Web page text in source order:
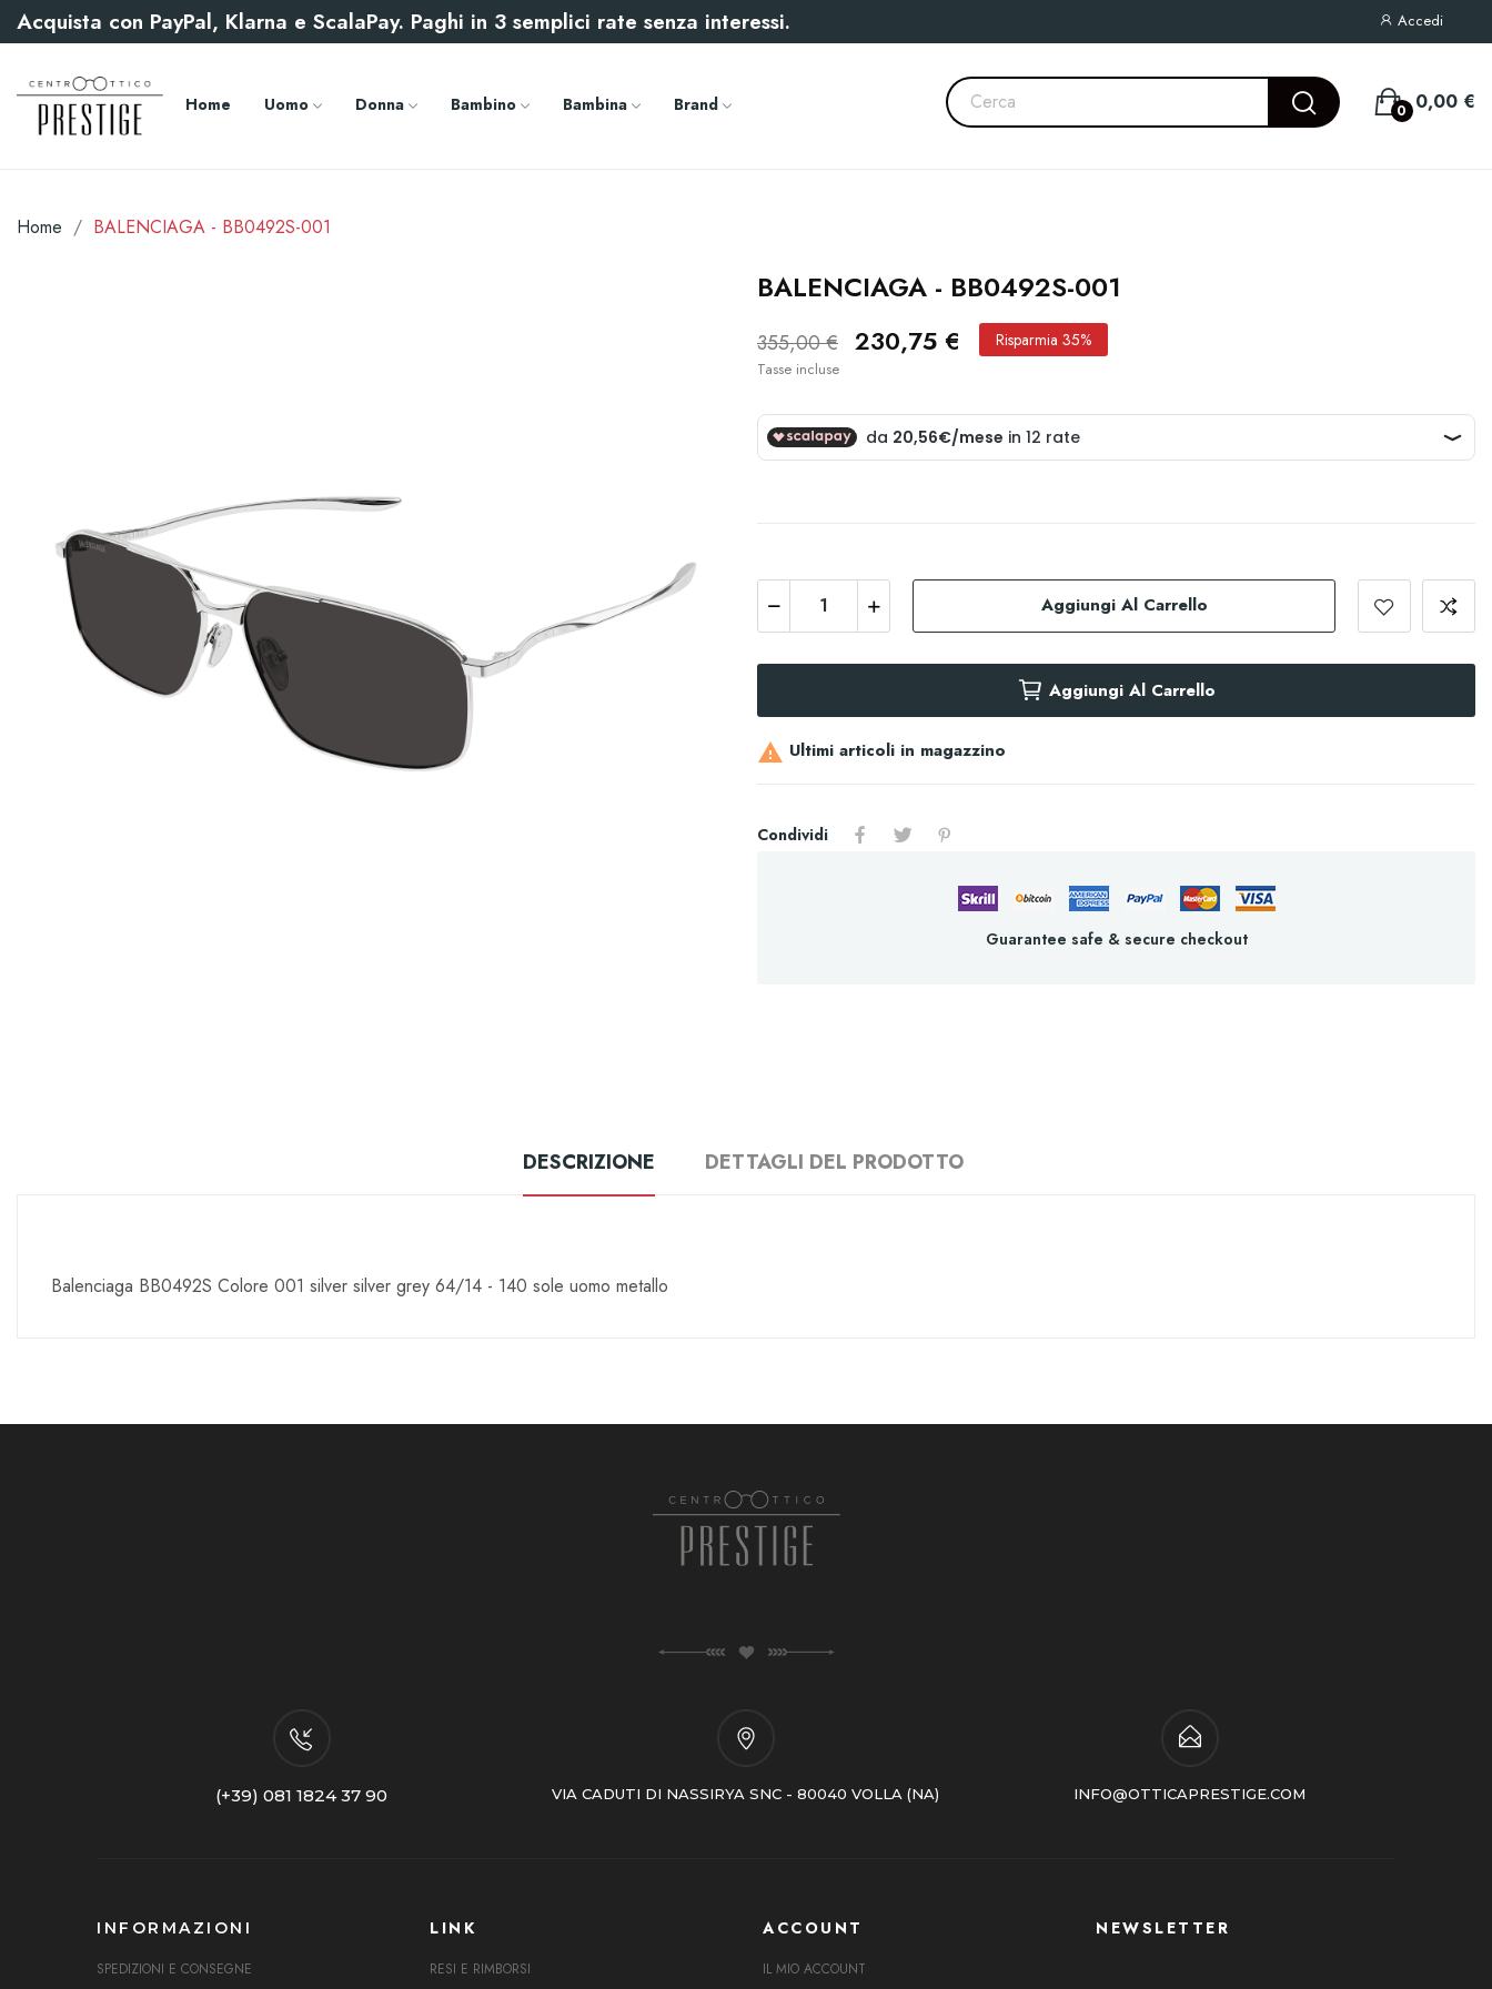
Acquista con PayPal, Klarna e ScalaPay. Paghi in 3 semplici rate senza interessi. Accedi
Home Uomo Donna Bambino Bambina Brand 0,00 €
0
Home BALENCIAGA - BB0492S-001
BALENCIAGA - BB0492S-001
355,00 € 230,75 € Risparmia 35%
Tasse incluse
Aggiungi Al Carrello
Aggiungi Al Carrello
 Ultimi articoli in magazzino
Condividi
Guarantee safe & secure checkout
DESCRIZIONE DETTAGLI DEL PRODOTTO
Balenciaga BB0492S Colore 001 silver silver grey 64/14 - 140 sole uomo metallo
(+39) 081 1824 37 90 VIA CADUTI DI NASSIRYA SNC - 80040 VOLLA (NA) INFO@OTTICAPRESTIGE.COM
INFORMAZIONI
SPEDIZIONI E CONSEGNE
LINK
RESI E RIMBORSI
ACCOUNT
IL MIO ACCOUNT
NEWSLETTER